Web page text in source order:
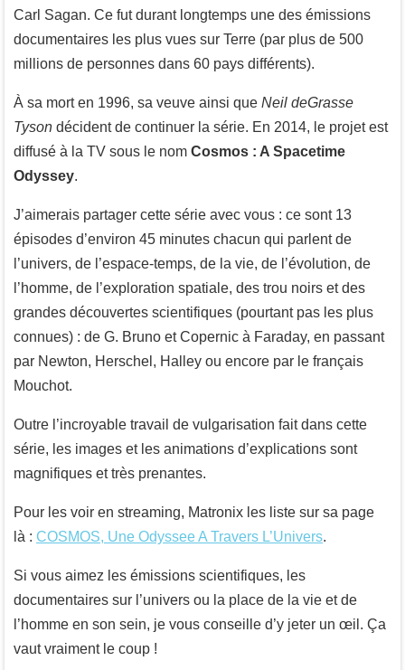
Carl Sagan. Ce fut durant longtemps une des émissions
documentaires les plus vues sur Terre (par plus de 500
millions de personnes dans 60 pays différents).
À sa mort en 1996, sa veuve ainsi que Neil deGrasse
Tyson décident de continuer la série. En 2014, le projet est
diffusé à la TV sous le nom Cosmos : A Spacetime
Odyssey.
J’aimerais partager cette série avec vous : ce sont 13
épisodes d’environ 45 minutes chacun qui parlent de
l’univers, de l’espace-temps, de la vie, de l’évolution, de
l’homme, de l’exploration spatiale, des trou noirs et des
grandes découvertes scientifiques (pourtant pas les plus
connues) : de G. Bruno et Copernic à Faraday, en passant
par Newton, Herschel, Halley ou encore par le français
Mouchot.
Outre l’incroyable travail de vulgarisation fait dans cette
série, les images et les animations d’explications sont
magnifiques et très prenantes.
Pour les voir en streaming, Matronix les liste sur sa page
là : COSMOS, Une Odyssee A Travers L’Univers.
Si vous aimez les émissions scientifiques, les
documentaires sur l’univers ou la place de la vie et de
l’homme en son sein, je vous conseille d’y jeter un œil. Ça
vaut vraiment le coup !